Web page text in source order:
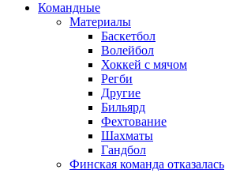
Командные
Материалы
Баскетбол
Волейбол
Хоккей с мячом
Регби
Другие
Бильярд
Фехтование
Шахматы
Гандбол
Финская команда отказалась